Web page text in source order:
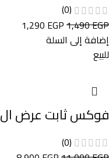
(0)
1,490EGP
1,290 EGP
إضافة إلى السلة
للبيع
فوكس ثابت عرض ال 10 كراسي
(0)